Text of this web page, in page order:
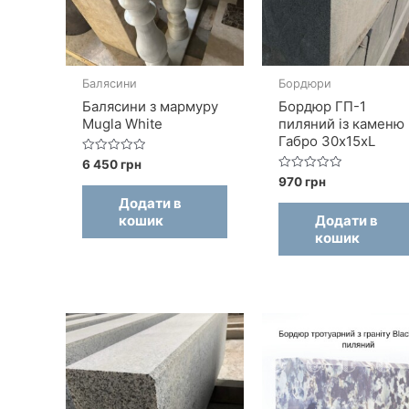
Балясини
Балясини з мармуру
Mugla White
Оцінено
в
0
6 450грн
Додати в
кошик
Бордюри
Бордюр ГП-1
пиляний із каменю
Габро 30x15xL
Оцінено
в
0
970грн
Додати в
кошик